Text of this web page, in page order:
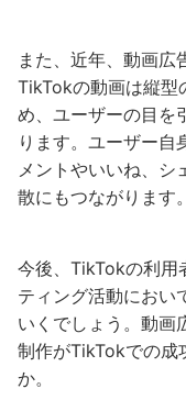
また、近年、動画広
TikTokの動画は縦型
め、ユーザーの目を
ります。ユーザー自
メントやいいね、
散にもつながります。
今後、TikTokの利用
ティング活動におい
いくでしょう。動画
制作がTikTokでの成
か。